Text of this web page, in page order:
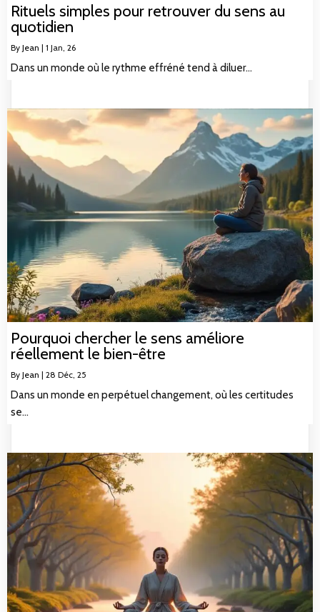
Rituels simples pour retrouver du sens au
quotidien
By Jean | 1 Jan, 26
Dans un monde où le rythme effréné tend à diluer…
Pourquoi chercher le sens améliore
réellement le bien-être
By Jean | 28 Déc, 25
Dans un monde en perpétuel changement, où les certitudes
se…